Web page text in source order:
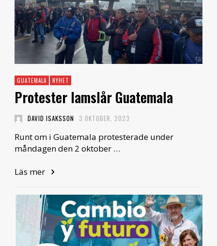
GUATEMALA NYHET
Protester lamslår Guatemala
DAVID ISAKSSON 3 OKTOBER, 2023
Runt om i Guatemala protesterade under
måndagen den 2 oktober …
Läs mer